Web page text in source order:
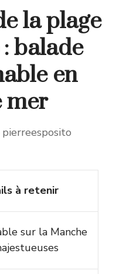
la plage
balade
en
mer
pierreesposito
à retenir
sur la Manche